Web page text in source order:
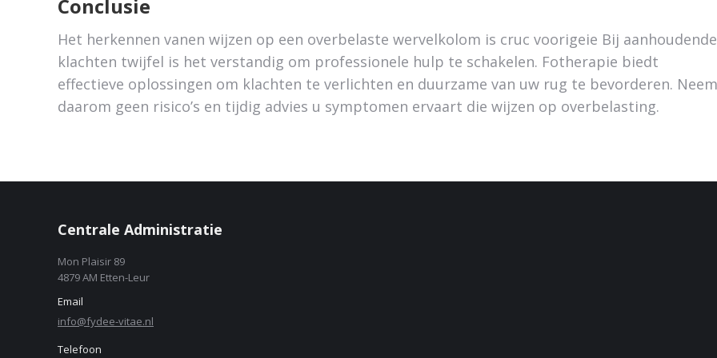
Conclusie
Het herkennen vanen wijzen op een overbelaste wervelkolom is cruc voorigeie Bij aanhoudende
klachten twijfel is het verstandig om professionele hulp te schakelen. Fotherapie biedt
effectieve oplossingen om klachten te verlichten en duurzame van uw rug te bevorderen. Neem
daarom geen risico’s en tijdig advies u symptomen ervaart die wijzen op overbelasting.
Centrale Administratie
Mon Plaisir 89
4879 AM Etten-Leur
Email
info@fydee-vitae.nl
Telefoon